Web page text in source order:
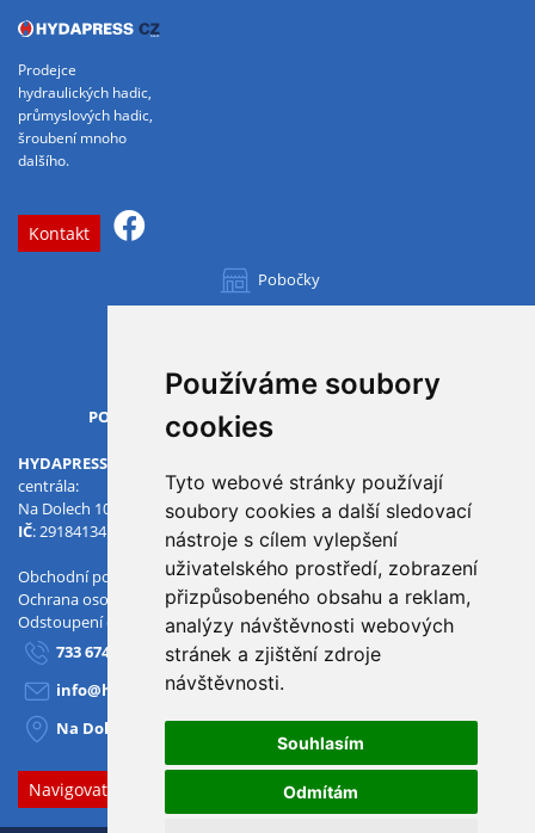
Používáme soubory
cookies
Tyto webové stránky používají
soubory cookies a další sledovací
nástroje s cílem vylepšení
uživatelského prostředí, zobrazení
přizpůsobeného obsahu a reklam,
analýzy návštěvnosti webových
stránek a zjištění zdroje
návštěvnosti.
Souhlasím
Odmítám
Prodejce
hydraulických hadic,
průmyslových hadic,
šroubení mnoho
dalšího.
Kontakt
Pobočky
OTVÍRACÍ DOBA
PO-PÁ
HYDAPRESS CZ s.r.o.
centrála:
Na Dolech 109 586 01 Jihlava
IČ: 29184134 : CZ29184134
Obchodní podmínky
Ochrana osobních údajů
Odstoupení od smlouvy
733 674 293
info@hydapress.cz
Na Dolech 109, Jihlava
Navigovat sem